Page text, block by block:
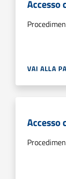
Accesso
VAI ALLA
Accesso